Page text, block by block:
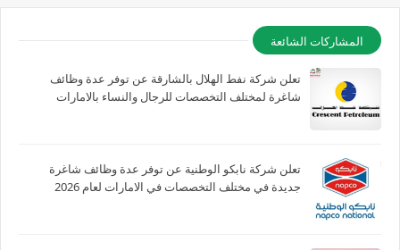
المشاركات الشائعة
تعلن شركة نفط الهلال بالشارقة عن توفر عدة وظائف
شاغرة لمختلف التخصصات للرجال والنساء بالامارات
تعلن شركة نابكو الوطنية عن توفر عدة وظائف شاغرة
جديدة في مختلف التخصصات في الامارات لعام 2026